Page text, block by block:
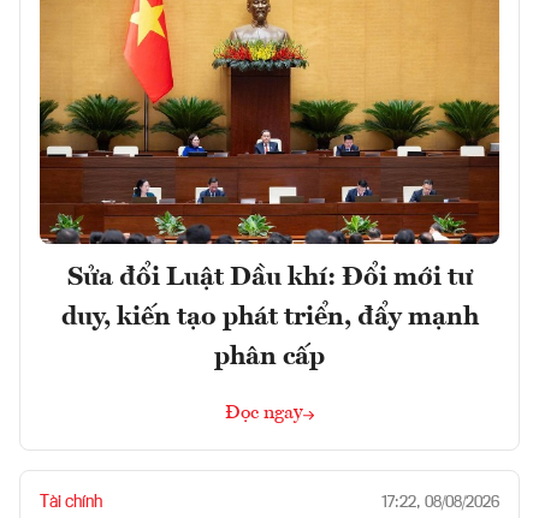
Sửa đổi Luật Dầu khí: Đổi mới tư
duy, kiến tạo phát triển, đẩy mạnh
phân cấp
Đọc ngay
Tài chính 17:22, 08/08/2026